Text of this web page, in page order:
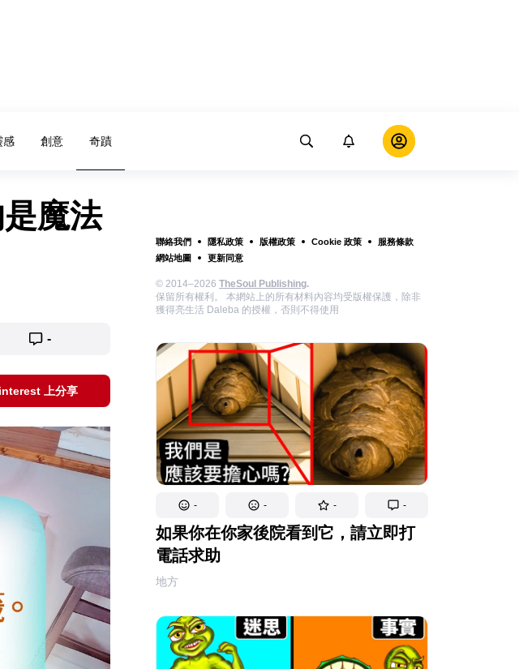
感 創意 奇蹟
聯絡我們 隱私政策 版權政策 Cookie 政策
服務條款
網站地圖
更新同意
© 2014–2026 TheSoul Publishing.
保留所有權利。 本網站上的所有材料內容均受版權保護，除非
獲得亮生活 Daleba 的授權，否則不得使用
- - - -
如果你在你家後院看到它，請立即打
電話求助
地方
魔法
-
上分享